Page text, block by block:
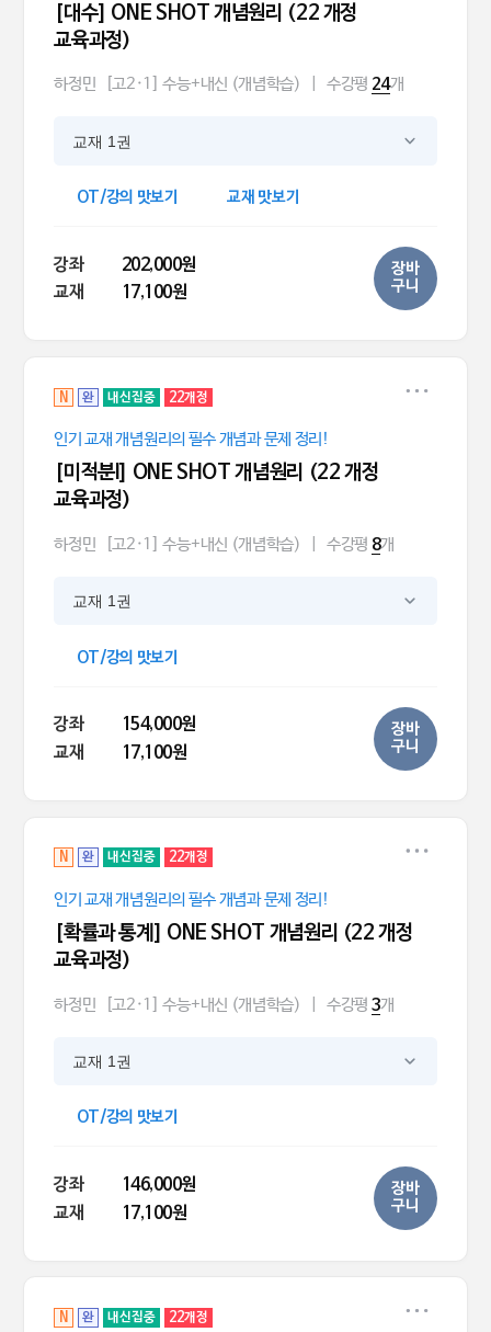
[대수] ONE SHOT 개념원리 (22 개정
교육과정)
하정민 [고2·1] 수능+내신 (개념학습) 수강평 24개
교재 1권
OT/강의 맛보기 교재 맛보기
강좌
202,000원
교재
17,100원
장바
구니
N 완 내신집중 22개정
인기 교재 개념원리의 필수 개념과 문제 정리!
[미적분l] ONE SHOT 개념원리 (22 개정
교육과정)
하정민 [고2·1] 수능+내신 (개념학습) 수강평 8개
교재 1권
OT/강의 맛보기
강좌
154,000원
교재
17,100원
장바
구니
N 완 내신집중 22개정
인기 교재 개념원리의 필수 개념과 문제 정리!
[확률과 통계] ONE SHOT 개념원리 (22 개정
교육과정)
하정민 [고2·1] 수능+내신 (개념학습) 수강평 3개
교재 1권
OT/강의 맛보기
강좌
146,000원
교재
17,100원
장바
구니
N 완 내신집중 22개정